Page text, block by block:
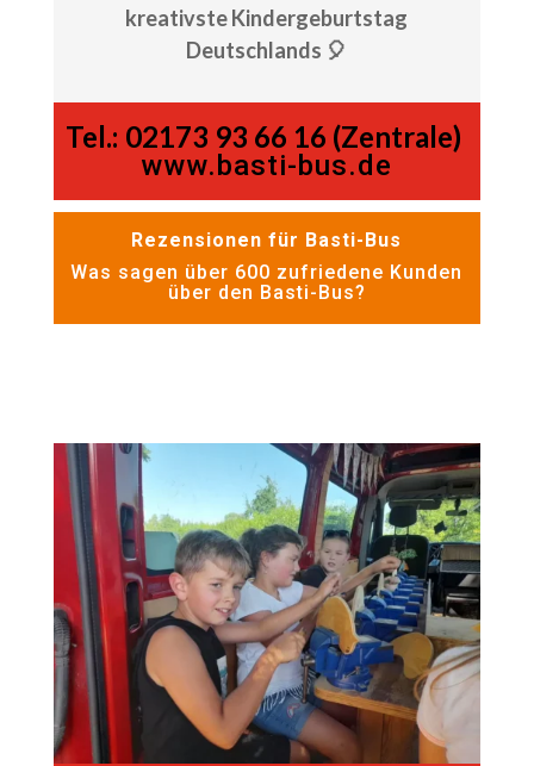
kreativste Kindergeburtstag
Deutschlands 🎈
Tel.: 02173 93 66 16 (Zentrale)
www.basti-bus.de
Rezensionen für Basti-Bus
Was sagen über 600 zufriedene Kunden
über den Basti-Bus?